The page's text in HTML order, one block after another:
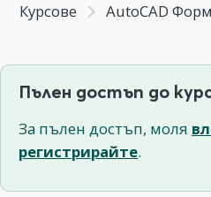
Курсове AutoCAD
Пълен достъп до
За пълен достъп, моля
регистрирайте.